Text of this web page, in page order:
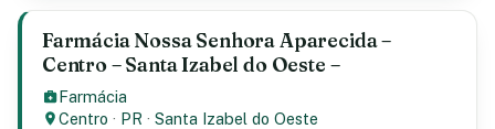
Farmácia Nossa Senhora Aparecida –
Centro – Santa Izabel do Oeste –
Farmácia
Centro · PR ·Santa Izabel do Oeste